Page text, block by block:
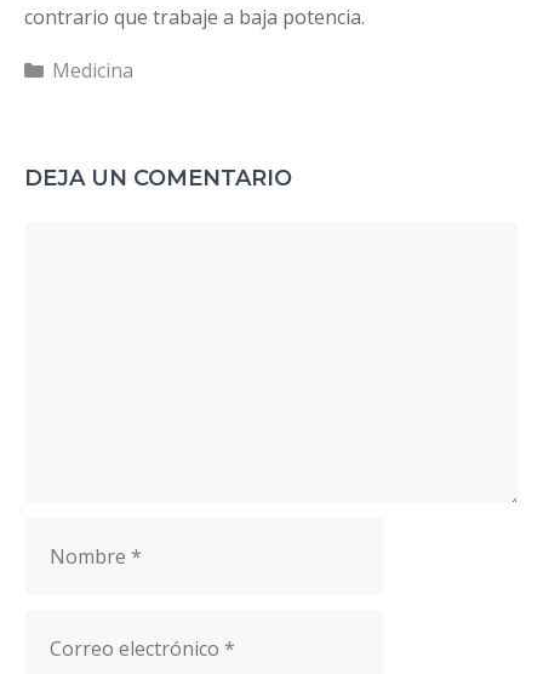
contrario que trabaje a baja potencia.
Categorías
Medicina
DEJA UN COMENTARIO
electrónico